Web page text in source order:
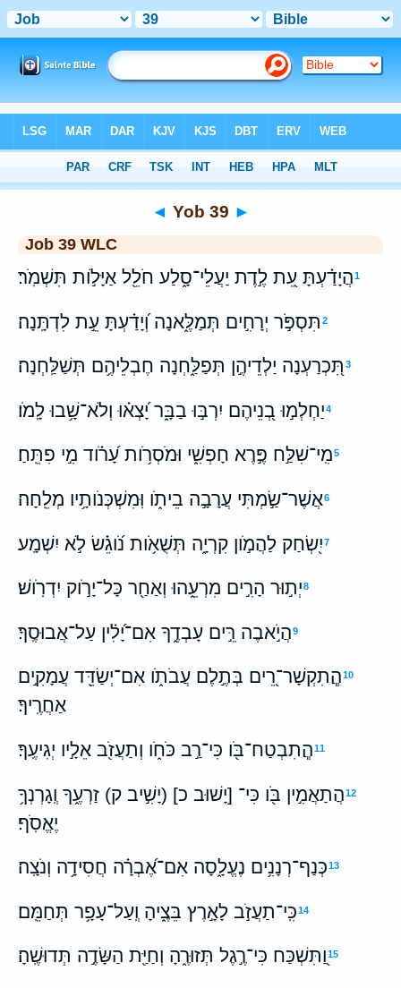
◄ Yob 39 ►
Job 39 WLC
1הֲיָדַ֗עְתָּ עֵ֭ת לֶ֣דֶת יַעֲלֵי־סָ֑לַע חֹלֵ֖ל אַיָּלֹ֣ות תִּשְׁמֹֽר׃
2 תִּסְפֹּ֣ר יְרָחִ֣ים תְּמַלֶּ֑אנָה וְ֝יָדַ֗עְתָּ עֵ֣ת לִדְתָּֽנָה׃
3 תִּ֭כְרַעְנָה יַלְדֵיהֶ֣ן תְּפַלַּ֑חְנָה חֶבְלֵיהֶ֥ם תְּשַׁלַּֽחְנָה׃
4יַחְלְמ֣וּ בְ֭נֵיהֶם יִרְבּ֣וּ בַבָּ֑ר יָ֝צְא֗וּ וְלֹא־שָׁ֥בוּ לָֽמֹו׃
5מִֽי־שִׁלַּ֣ח פֶּ֣רֶא חָפְשִׁ֑י וּמֹסְרֹ֥ות עָ֝רֹ֗וד מִ֣י פִתֵּֽחַ׃
6אֲשֶׁר־שַׂ֣מְתִּי עֲרָבָ֣ה בֵיתֹ֑ו וּֽמִשְׁכְּנֹותָ֥יו מְלֵֽחָה׃
7יִ֭שְׂחַק לַהֲמֹ֣ון קִרְיָ֑ה תְּשֻׁאֹ֥ות נֹ֝וגֵ֗שׂ לֹ֣א יִשְׁמָֽע׃
8יְת֣וּר הָרִ֣ים מִרְעֵ֑הוּ וְאַחַ֖ר כָּל־יָרֹ֣וק יִדְרֹֽושׁ׃
9הֲיֹ֣אבֶה רֵּ֣ים עָבְדֶ֑ךָ אִם־יָ֝לִ֗ין עַל־אֲבוּסֶֽךָ׃
10הֲ‍ֽתִקְשָׁר־רֵ֭ים בְּתֶ֣לֶם עֲבֹתֹ֑ו אִם־יְשַׂדֵּ֖ד עֲמָקִ֣ים
אַחֲרֶֽיךָ׃
11הֲֽתִבְטַח־בֹּ֖ו כִּי־רַ֣ב כֹּחֹ֑ו וְתַעֲזֹ֖ב אֵלָ֣יו יְגִיעֶֽךָ׃
12הֲתַאֲמִ֣ין בֹּ֖ו כִּי־ [יָשׁוּב כ] (יָשִׁ֣יב ק) זַרְעֶ֑ךָ וְֽגָרְנְךָ֥
יֶאֱסֹֽף׃
13כְּנַף־רְנָנִ֥ים נֶעֱלָ֑סָה אִם־אֶ֝בְרָ֗ה חֲסִידָ֥ה וְנֹצָֽה׃
14כִּֽי־תַעֲזֹ֣ב לָאָ֣רֶץ בֵּצֶ֑יהָ וְֽעַל־עָפָ֥ר תְּחַמֵּֽם׃
15וַ֭תִּשְׁכַּח כִּי־רֶ֣גֶל תְּזוּרֶ֑הָ וְחַיַּ֖ת הַשָּׂדֶ֣ה תְּדוּשֶֽׁהָ׃